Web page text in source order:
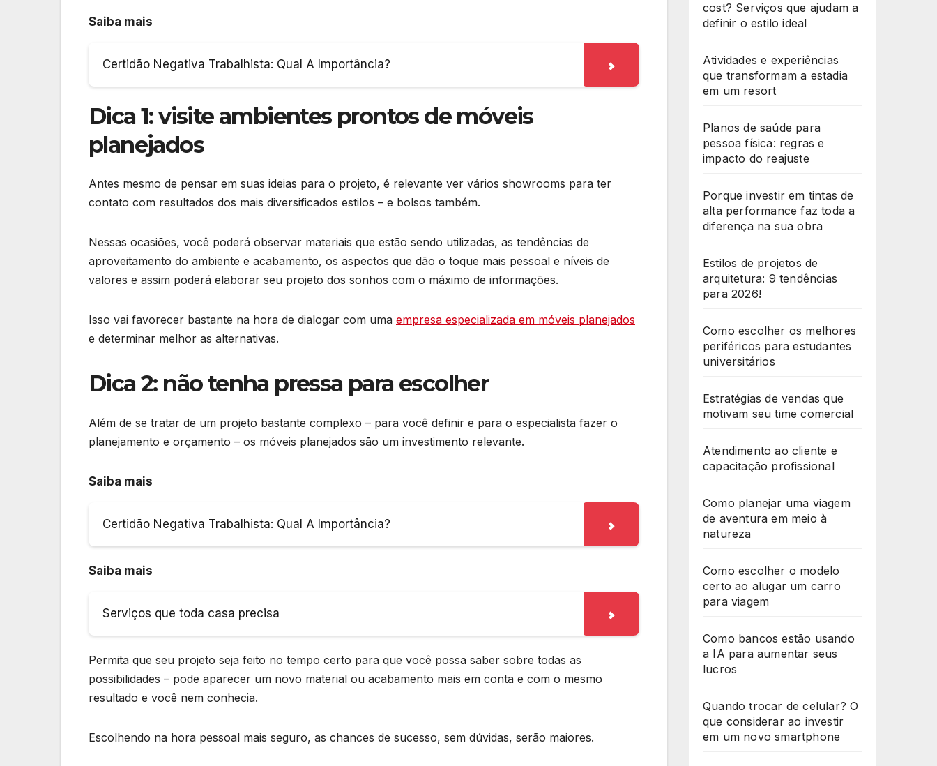
Saiba mais
Certidão Negativa Trabalhista: Qual A Importância?
Dica 1: visite ambientes prontos de móveis
planejados
Antes mesmo de pensar em suas ideias para o projeto, é relevante ver vários showrooms para ter
contato com resultados dos mais diversificados estilos – e bolsos também.
Nessas ocasiões, você poderá observar materiais que estão sendo utilizadas, as tendências de
aproveitamento do ambiente e acabamento, os aspectos que dão o toque mais pessoal e níveis de
valores e assim poderá elaborar seu projeto dos sonhos com o máximo de informações.
Isso vai favorecer bastante na hora de dialogar com uma empresa especializada em móveis planejados
e determinar melhor as alternativas.
Dica 2: não tenha pressa para escolher
Além de se tratar de um projeto bastante complexo – para você definir e para o especialista fazer o
planejamento e orçamento – os móveis planejados são um investimento relevante.
Saiba mais
Certidão Negativa Trabalhista: Qual A Importância?
Saiba mais
Serviços que toda casa precisa
Permita que seu projeto seja feito no tempo certo para que você possa saber sobre todas as
possibilidades – pode aparecer um novo material ou acabamento mais em conta e com o mesmo
resultado e você nem conhecia.
Escolhendo na hora pessoal mais seguro, as chances de sucesso, sem dúvidas, serão maiores.
cost? Serviços que ajudam a
definir o estilo ideal
Atividades e experiências
que transformam a estadia
em um resort
Planos de saúde para
pessoa física: regras e
impacto do reajuste
Porque investir em tintas de
alta performance faz toda a
diferença na sua obra
Estilos de projetos de
arquitetura: 9 tendências
para 2026!
Como escolher os melhores
periféricos para estudantes
universitários
Estratégias de vendas que
motivam seu time comercial
Atendimento ao cliente e
capacitação profissional
Como planejar uma viagem
de aventura em meio à
natureza
Como escolher o modelo
certo ao alugar um carro
para viagem
Como bancos estão usando
a IA para aumentar seus
lucros
Quando trocar de celular? O
que considerar ao investir
em um novo smartphone